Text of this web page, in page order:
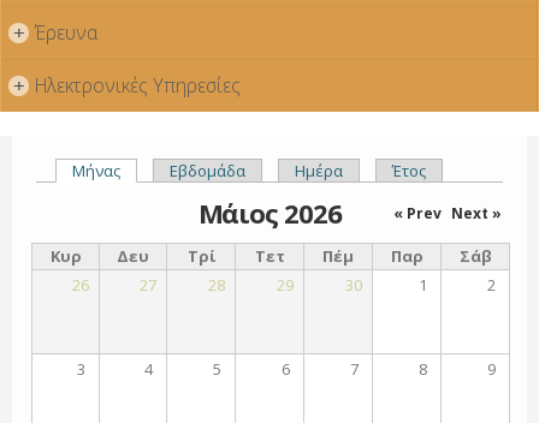
+ Έρευνα
+ Ηλεκτρονικές Υπηρεσίες
Πρωτεύουσες καρτέλες
Μήνας(ενεργή καρτέλα)
Εβδομάδα Ημέρα Έτος
Μάιος 2026 « Prev Next »
Κυρ Δευ Τρί Τετ Πέμ Παρ
Σάβ
26
27 28 29 30 1 2
3 4 5 6 7 8 9